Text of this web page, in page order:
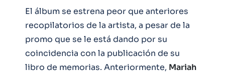
El álbum se estrena peor que anteriores
recopilatorios de la artista, a pesar de la
promo que se le está dando por su
coincidencia con la publicación de su
libro de memorias. Anteriormente, Mariah